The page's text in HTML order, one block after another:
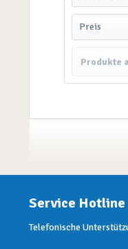
Preis
Produkte
Service Hotline
Telefonische